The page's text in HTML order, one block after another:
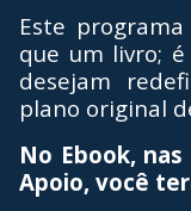
Este
que um livro;
desejam
plano original
No Ebook,
Apoio, você